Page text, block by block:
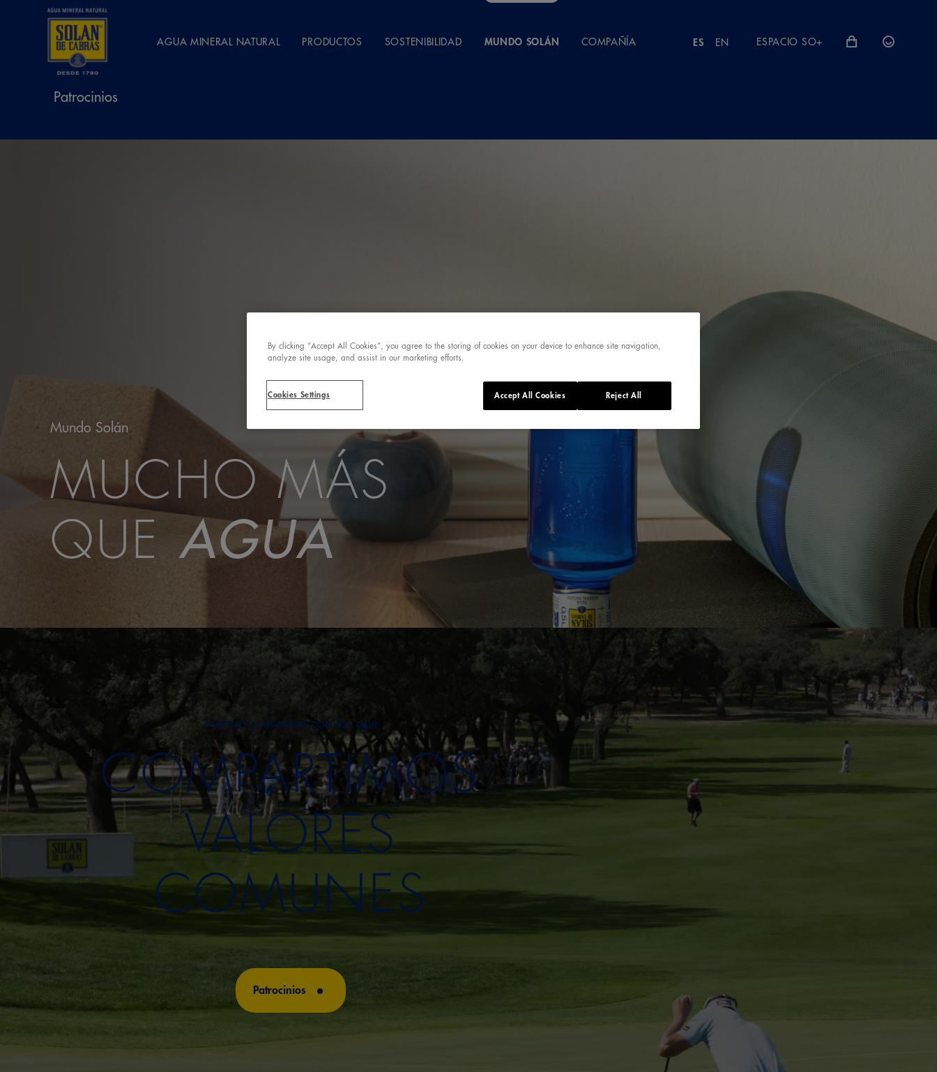
AGUA MINERAL NATURAL PRODUCTOS SOSTENIBILIDAD MUNDO SOLÁN COMPAÑÍA ES EN ESPACIO SO+
Patrocinios
Mundo Solán
MUCHO MÁS
QUE AGUA
Marcas y eventos con las que
COMPARTIMOS
VALORES
COMUNES
Patrocinios
By clicking “Accept All Cookies”, you agree to the storing of cookies on your device to enhance site navigation,
analyze site usage, and assist in our marketing efforts.
Reject All
Accept All Cookies
Cookies Settings